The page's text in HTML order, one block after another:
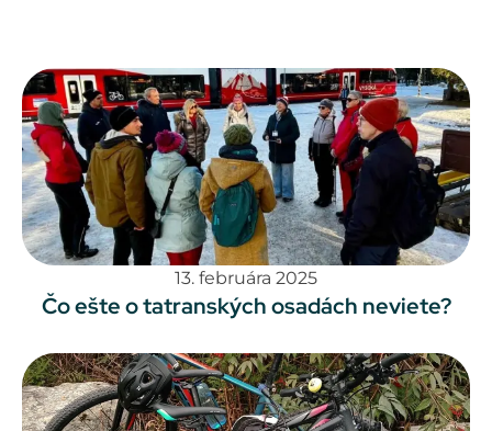
13. februára 2025
Čo ešte o tatranských osadách neviete?